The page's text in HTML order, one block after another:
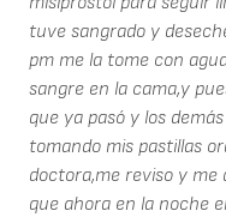
tuve sangrado y
pm me la tome con
sangre en la cama,y
que ya pasó y los
tomando mis pastillas
doctora,me reviso y me
que ahora en la noche